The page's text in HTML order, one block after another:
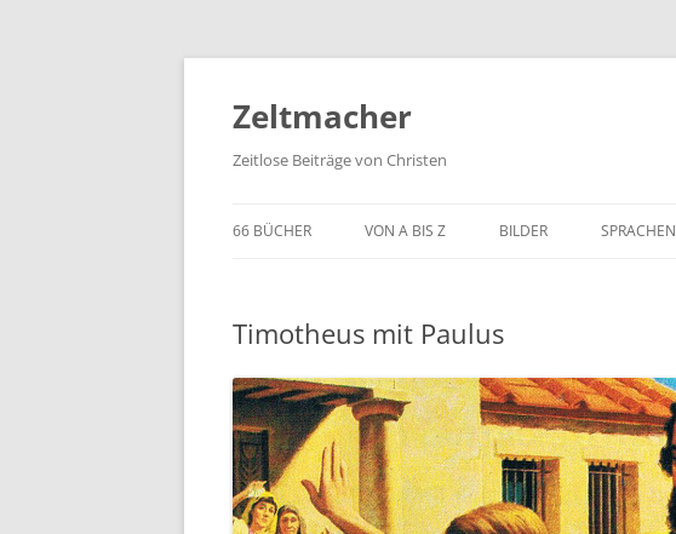
Zum
springen
Zeltmacher
Zeitlose Beiträge von Christen
66 BÜCHER VON A BIS Z BILDER SPRACHEN
Timotheus mit Paulus